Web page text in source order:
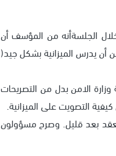
الجلسةأنه من المؤسف أن
أن يدرس الميزانية بشكل جيد(
الامن بدل من التصريحات
التصويت على الميزانية.
بعد قليل. وصرح مسؤولون